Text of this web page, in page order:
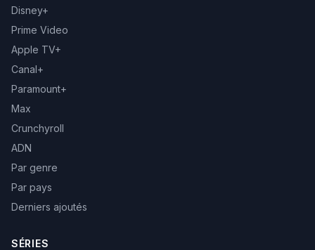
Disney+
Prime Video
Apple TV+
Canal+
Paramount+
Max
Crunchyroll
ADN
Par genre
Par pays
Derniers ajoutés
SÉRIES